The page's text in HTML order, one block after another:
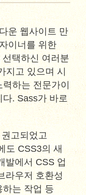
운 웹사이트 만
이너를 위한
택하신 여러분
지고 있으며 시
하는 전문가이
. Sass가 바로
고되었고
도 CSS3의 새
발에서 CSS 업
라우저 호환성
하는 작업 등